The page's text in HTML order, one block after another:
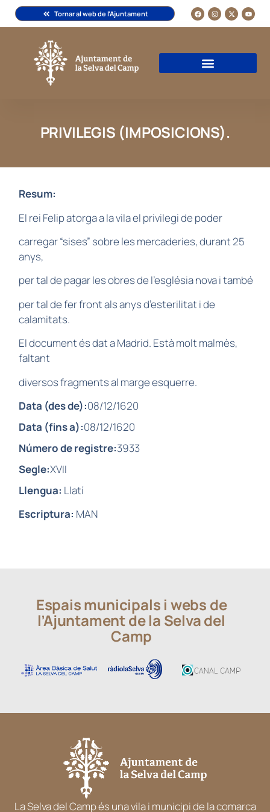
Tornar al web de l'Ajuntament
PRIVILEGIS (IMPOSICIONS).
Resum:
El rei Felip atorga a la vila el privilegi de poder
carregar “sises” sobre les mercaderies, durant 25
anys,
per tal de pagar les obres de l’església nova i també
per tal de fer front als anys d’esterilitat i de
calamitats.
El document és dat a Madrid. Està molt malmès,
faltant
diversos fragments al marge esquerre.
Data (des de):08/12/1620
Data (fins a):08/12/1620
Número de registre:3933
Segle:XVII
Llengua: Llatí
Escriptura: MAN
Espais municipals i webs de
l’Ajuntament de la Selva del
Camp
La Selva del Camp és una vila i municipi de la comarca